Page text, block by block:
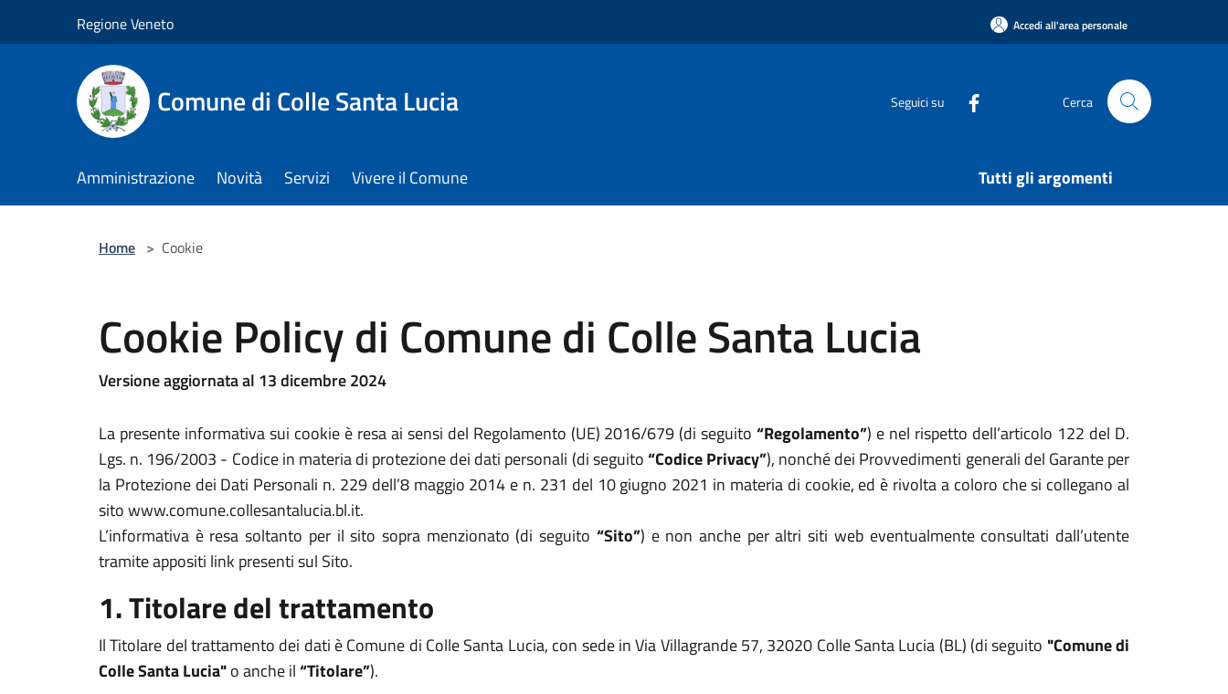
Regione Veneto Accedi all'area personale
Comune di Colle Santa Lucia Seguici su Cerca
Amministrazione Novità Servizi Vivere il Comune Tutti gli argomenti
Home > Cookie
Cookie Policy di Comune di Colle Santa Lucia
Versione aggiornata al 13 dicembre 2024
La presente informativa sui cookie è resa ai sensi del Regolamento (UE) 2016/679 (di seguito“Regolamento”) e nel rispetto dell’articolo 122 del D.
Lgs. n. 196/2003 - Codice in materia di protezione dei dati personali (di seguito“Codice Privacy”), nonché dei Provvedimenti generali del Garante per
la Protezione dei Dati Personali n. 229 dell’8 maggio 2014 e n. 231 del 10 giugno 2021 in materia di cookie, ed è rivolta a coloro che si collegano al
sito www.comune.collesantalucia.bl.it.
L’informativa è resa soltanto per il sito sopra menzionato (di seguito “Sito”) e non anche per altri siti web eventualmente consultati dall’utente
tramite appositi link presenti sul Sito.
1. Titolare del trattamento
Il Titolare del trattamento dei dati è Comune di Colle Santa Lucia, con sede in Via Villagrande 57, 32020 Colle Santa Lucia (BL) (di seguito "Comune di
Colle Santa Lucia"o anche il“Titolare”).